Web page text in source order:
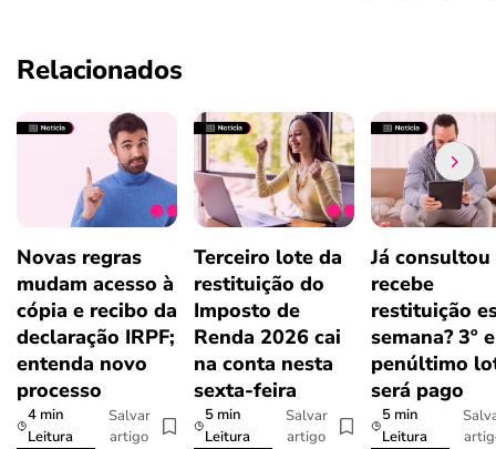
Relacionados
Novas regras
mudam acesso à
cópia e recibo da
declaração IRPF;
entenda novo
processo
4 min
Leitura
Salvar
artigo
Terceiro lote da
restituição do
Imposto de
Renda 2026 cai
na conta nesta
sexta-feira
5 min
Leitura
Salvar
artigo
Já consultou
recebe
restituição
semana? 3º e
penúltimo
será pago
5 min
Leitura